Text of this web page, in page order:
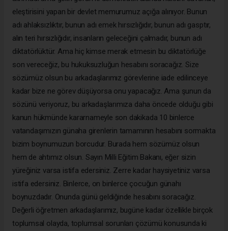
eleştirisini yapan bir devlet memurumuz açığa alınıyor. Bunun
adı ahlaksızlıktır, bunun adı emek hırsızlığıdır, bunun adı gasptır,
alın teri hırsızlığıdır, insanların geleceğini çalmadır, bunun adı
diktatörlüktür. Ama hiç kimse merak etmesin bu diktatörlüğe
son vereceğiz, bu hukuksuzluğun hesabını soracağız. Size
sözümüz olsun bu arkadaşlarımız görevlerine iade edilinceye
kadar bize ne görev düşüyorsa onu yapacağız. Ama şunun da
sözünü veriyoruz, bu arkadaşlarımıza daha öncede olduğu gibi
kanun hükmünde kararnameyle son dakikada 10 binlerce
vatandaşımızın günaha girenlerin tamamının hesabını sormakta
bizim boynumuzun borcudur. Burada hem sözümüz olsun
hem de ahtımız olsun. Sayın Milli Eğitim Bakanı, eğer sizin
yüreğiniz varsa istifa edersiniz. Zerre kadar haysiyetiniz varsa
istifa edersiniz. Binlerce, on binlerce çocuğun günahı
boynuzdadır. Onunda günü geldiğinde hesabını soracağız.
Değerli öğretmen arkadaşlarımız, bugüne kadar özellikle birçok
toplumsal olayda, toplumsal sorunları çözümü konusunda ki